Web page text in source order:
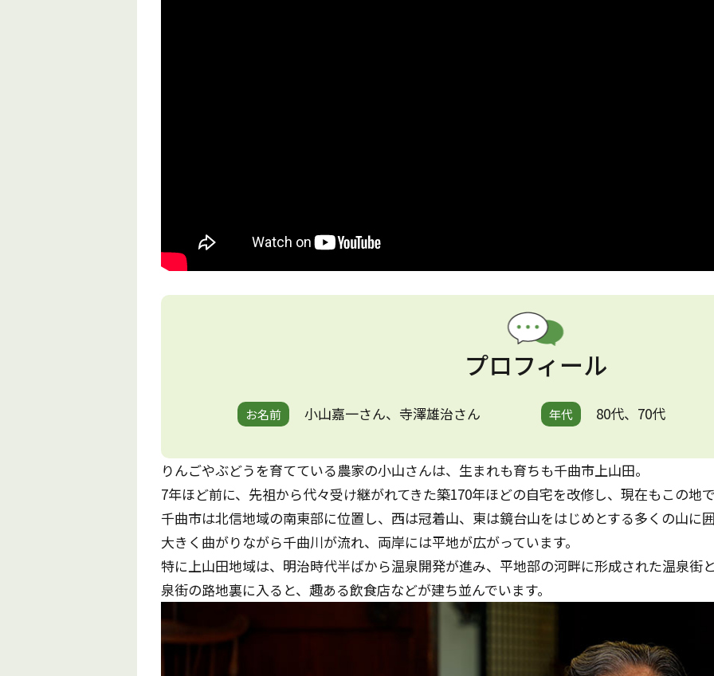
プロフィール
お名前 小山嘉一さん、寺澤雄治さん 年代 80代、70代
りんごやぶどうを育てている農家の小山さんは、生まれも育ちも千曲市上山田。
7年ほど前に、先祖から代々受け継がれてきた築170年ほどの自宅を改修し、現在もこの地
千曲市は北信地域の南東部に位置し、西は冠着山、東は鏡台山をはじめとする多くの山に
大きく曲がりながら千曲川が流れ、両岸には平地が広がっています。
特に上山田地域は、明治時代半ばから温泉開発が進み、平地部の河畔に形成された温泉街
泉街の路地裏に入ると、趣ある飲食店などが建ち並んでいます。